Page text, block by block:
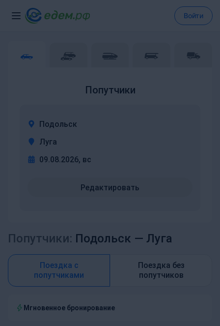
Войти
Попутчики
Подольск
Луга
09.08.2026, вс
Редактировать
Попутчики: Подольск — Луга
Поездка с
попутчиками
Поездка без
попутчиков
Мгновенное бронирование